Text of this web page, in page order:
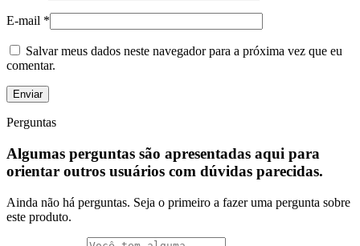
E-mail *
Salvar meus dados neste navegador para a próxima vez que eu
comentar.
Perguntas
Algumas perguntas são apresentadas aqui para
orientar outros usuários com dúvidas parecidas.
Ainda não há perguntas. Seja o primeiro a fazer uma pergunta sobre
este produto.